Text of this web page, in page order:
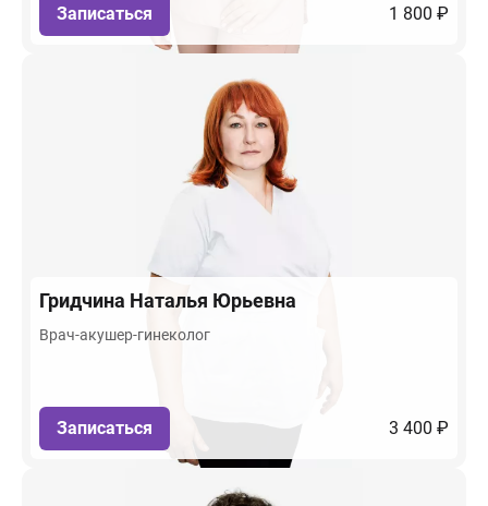
Записаться 1 800 ₽
Гридчина Наталья Юрьевна
Врач-акушер-гинеколог
Записаться 3 400 ₽